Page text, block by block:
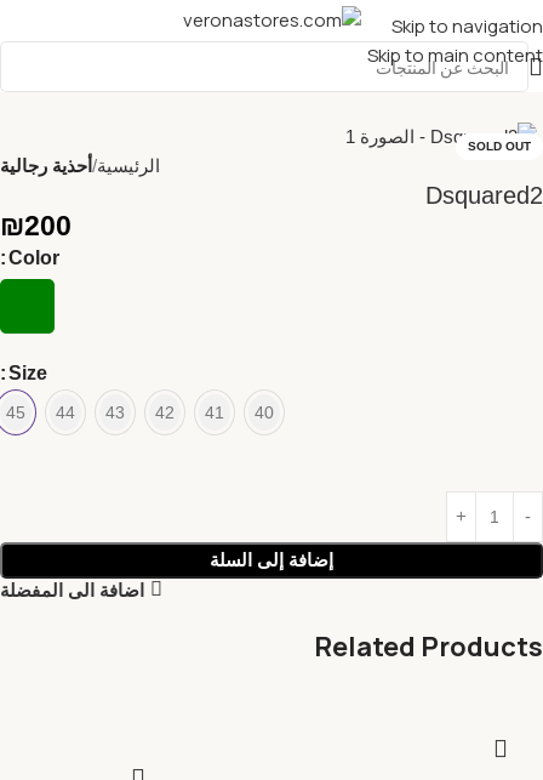
Skip to navigation
Skip to main content
SOLD OUT
الرئيسية أحذية رجالية
Dsquared2
₪200
Color
Size
40
41
42
43
44
45
إضافة إلى السلة
اضافة الى المفضلة
Related Products